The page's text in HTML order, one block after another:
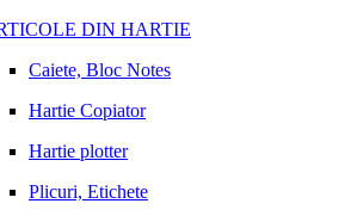
DIN HARTIE
Caiete, Bloc Notes
Hartie Copiator
Hartie plotter
Plicuri, Etichete